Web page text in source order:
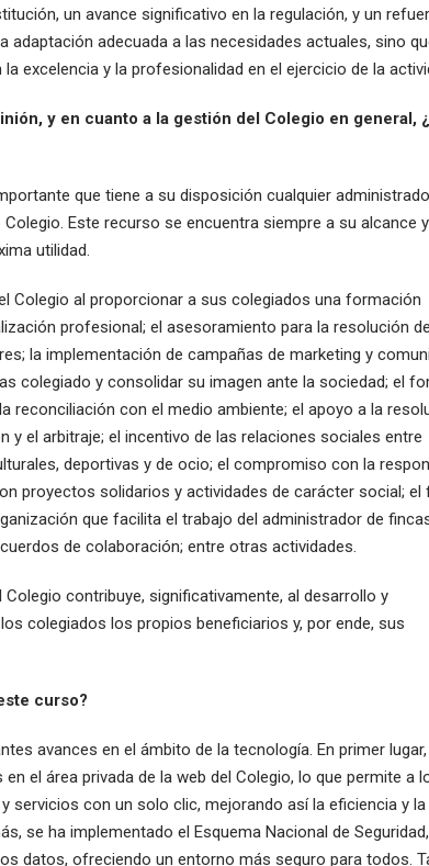
un avance significativo en la regulación, y un
adecuada a las necesidades actuales, sino
excelencia y la profesionalidad en el ejercicio de la
y en cuanto a la gestión del Colegio en general,
que tiene a su disposición cualquier
Este recurso se encuentra siempre a su alcance
utilidad.
Colegio al proporcionar a sus colegiados una formación
profesional; el asesoramiento para la resolución de
la implementación de campañas de marketing y
colegiado y consolidar su imagen ante la sociedad; el
reconciliación con el medio ambiente; el apoyo a la
el arbitraje; el incentivo de las relaciones sociales entre
deportivas y de ocio; el compromiso con la
proyectos solidarios y actividades de carácter social; el
que facilita el trabajo del administrador de
de colaboración; entre otras actividades.
contribuye, significativamente, al desarrollo y
colegiados los propios beneficiarios y, por ende, sus
curso?
avances en el ámbito de la tecnología. En primer
el área privada de la web del Colegio, lo que permite a
servicios con un solo clic, mejorando así la eficiencia y la
se ha implementado el Esquema Nacional de
datos, ofreciendo un entorno más seguro para todos.